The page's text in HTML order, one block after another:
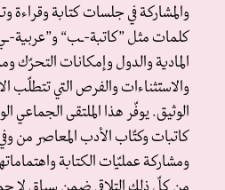
والمشاركة في جلسات كتابة وقراءة
كلمات مثل ”كاتبة-ـب“ و”عربية-
المادية والدول وإمكانات التحرّك
والاستثناءات والفرص التي تتطلّب
الوثيق. يوفّر هذا الملتقى الجماعي
كاتبات وكتّاب الأدب المعاصر من
ومشاركة عمليّات الكتابة